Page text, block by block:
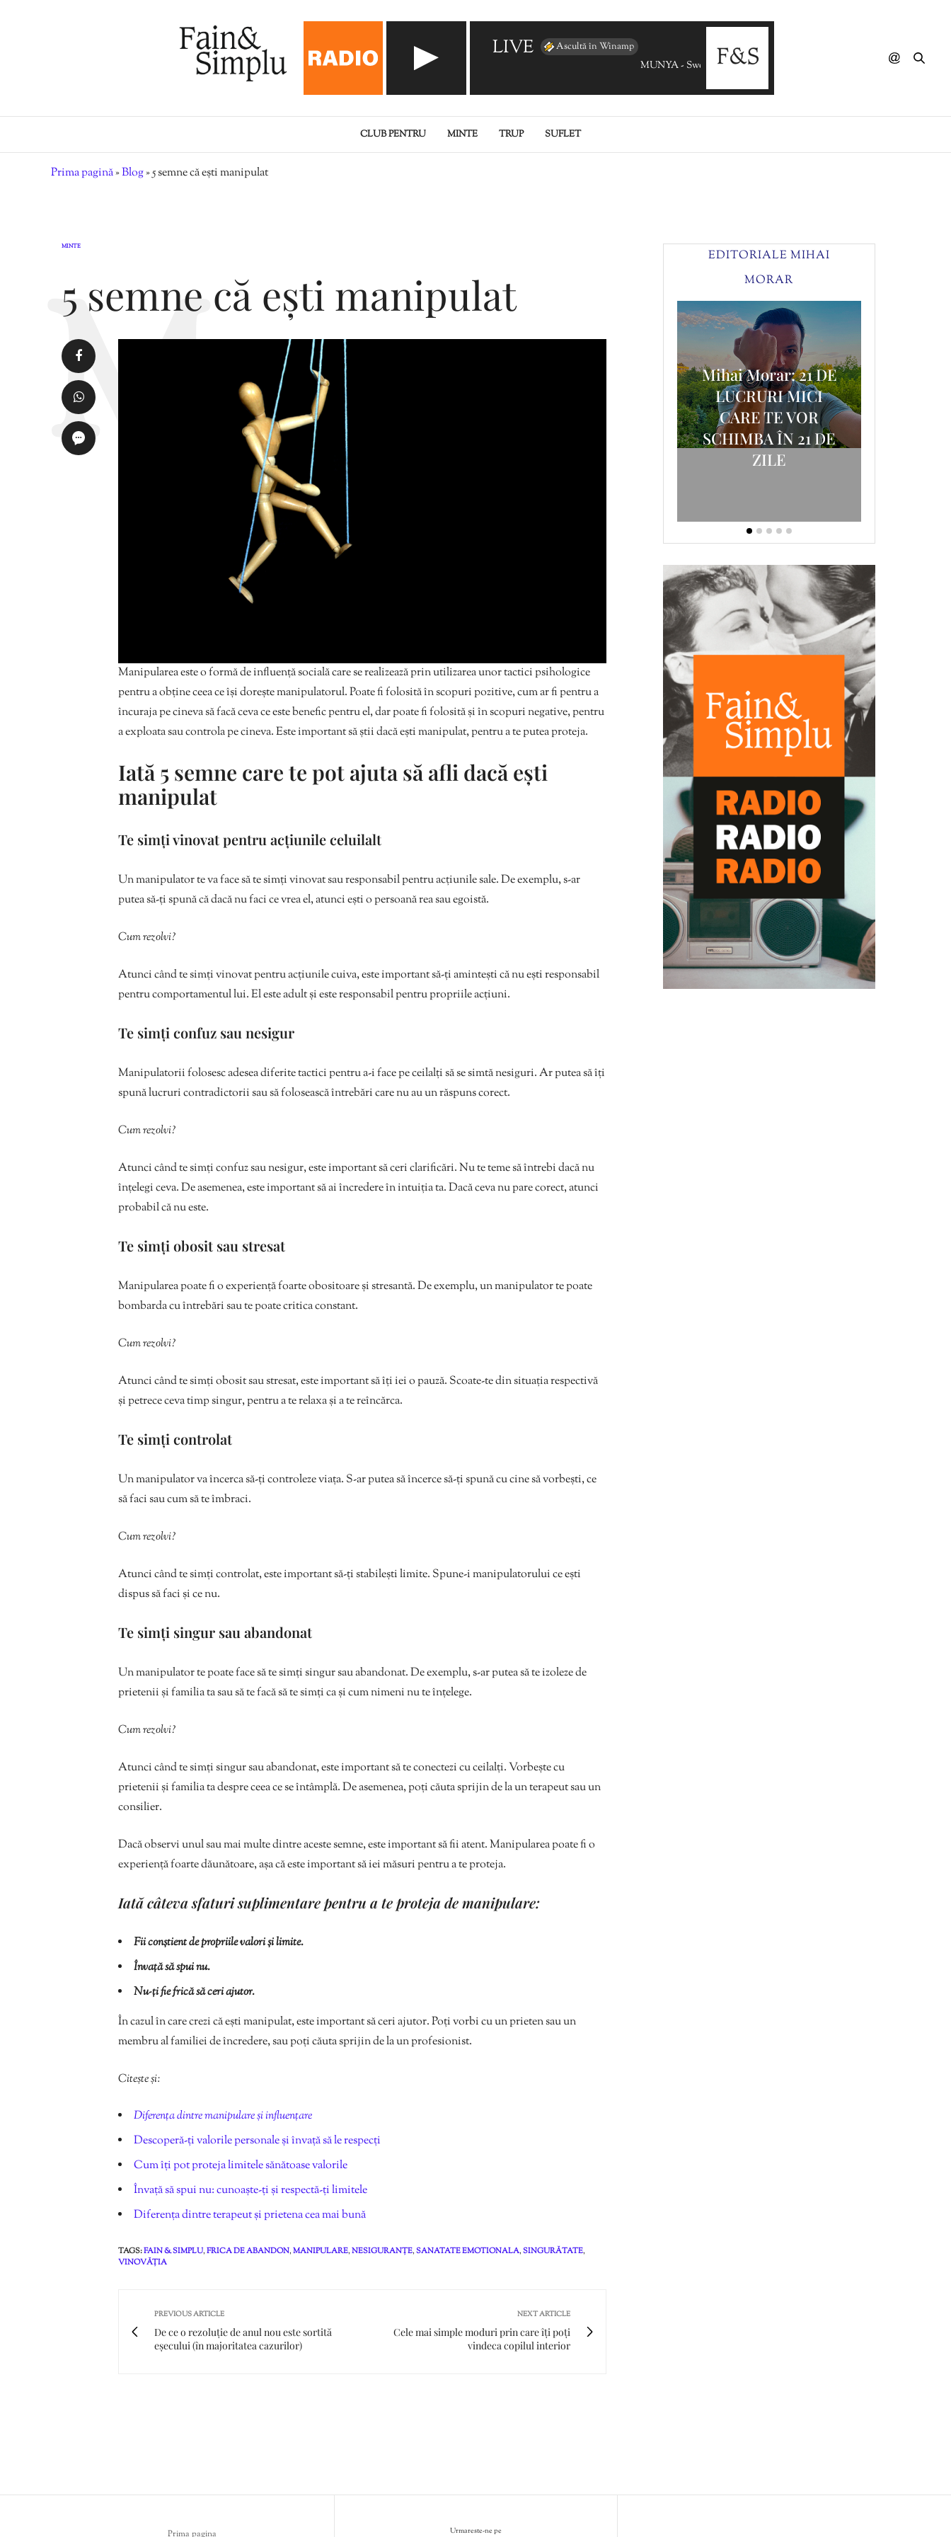
LIVE Ascultă în Winamp
MUNYA - Sweety
CLUB PENTRU MINTE TRUP SUFLET
Prima pagină»Blog»5 semne că ești manipulat
MINTE
5 semne că ești manipulat
Manipularea este o formă de influență socială care se realizează prin utilizarea unor tactici psihologice
pentru a obține ceea ce își dorește manipulatorul. Poate fi folosită în scopuri pozitive, cum ar fi pentru a
încuraja pe cineva să facă ceva ce este benefic pentru el, dar poate fi folosită și în scopuri negative, pentru
a exploata sau controla pe cineva. Este important să știi dacă ești manipulat, pentru a te putea proteja.
Iată 5 semne care te pot ajuta să afli dacă ești
manipulat
Te simți vinovat pentru acțiunile celuilalt
Un manipulator te va face să te simți vinovat sau responsabil pentru acțiunile sale. De exemplu, s-ar
putea să-ți spună că dacă nu faci ce vrea el, atunci ești o persoană rea sau egoistă.
Cum rezolvi?
Atunci când te simți vinovat pentru acțiunile cuiva, este important să-ți amintești că nu ești responsabil
pentru comportamentul lui. El este adult și este responsabil pentru propriile acțiuni.
Te simți confuz sau nesigur
Manipulatorii folosesc adesea diferite tactici pentru a-i face pe ceilalți să se simtă nesiguri. Ar putea să îți
spună lucruri contradictorii sau să folosească întrebări care nu au un răspuns corect.
Cum rezolvi?
Atunci când te simți confuz sau nesigur, este important să ceri clarificări. Nu te teme să întrebi dacă nu
înțelegi ceva. De asemenea, este important să ai încredere în intuiția ta. Dacă ceva nu pare corect, atunci
probabil că nu este.
Te simți obosit sau stresat
Manipularea poate fi o experiență foarte obositoare și stresantă. De exemplu, un manipulator te poate
bombarda cu întrebări sau te poate critica constant.
Cum rezolvi?
Atunci când te simți obosit sau stresat, este important să îți iei o pauză. Scoate-te din situația respectivă
și petrece ceva timp singur, pentru a te relaxa și a te reîncărca.
Te simți controlat
Un manipulator va încerca să-ți controleze viața. S-ar putea să încerce să-ți spună cu cine să vorbești, ce
să faci sau cum să te îmbraci.
Cum rezolvi?
Atunci când te simți controlat, este important să-ți stabilești limite. Spune-i manipulatorului ce ești
dispus să faci și ce nu.
Te simți singur sau abandonat
Un manipulator te poate face să te simți singur sau abandonat. De exemplu, s-ar putea să te izoleze de
prietenii și familia ta sau să te facă să te simți ca și cum nimeni nu te înțelege.
Cum rezolvi?
Atunci când te simți singur sau abandonat, este important să te conectezi cu ceilalți. Vorbește cu
prietenii și familia ta despre ceea ce se întâmplă. De asemenea, poți căuta sprijin de la un terapeut sau un
consilier.
Dacă observi unul sau mai multe dintre aceste semne, este important să fii atent. Manipularea poate fi o
experiență foarte dăunătoare, așa că este important să iei măsuri pentru a te proteja.
Iată câteva sfaturi suplimentare pentru a te proteja de manipulare:
Fii conștient de propriile valori și limite.
Învață să spui nu.
Nu-ți fie frică să ceri ajutor.
În cazul în care crezi că ești manipulat, este important să ceri ajutor. Poți vorbi cu un prieten sau un
membru al familiei de încredere, sau poți căuta sprijin de la un profesionist.
Citește și:
Diferența dintre manipulare și influențare
Descoperă-ți valorile personale și învață să le respecți
Cum îți pot proteja limitele sănătoase valorile
Învață să spui nu: cunoaște-ți și respectă-ți limitele
Diferența dintre terapeut și prietena cea mai bună
TAGS:FAIN & SIMPLU,FRICA DE ABANDON,MANIPULARE,NESIGURANȚE,SANATATE EMOTIONALA,SINGURĂTATE,
VINOVĂȚIA
PREVIOUS ARTICLE
De ce o rezoluție de anul nou este sortită
eșecului (în majoritatea cazurilor)
NEXT ARTICLE
Cele mai simple moduri prin care îți poți
vindeca copilul interior
EDITORIALE MIHAI
MORAR
Mihai Morar: 21 DE
LUCRURI MICI
CARE TE VOR
SCHIMBA ÎN 21 DE
ZILE
Urmareste-ne pe